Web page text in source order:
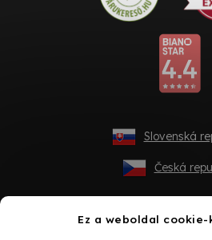
Ez a weboldal
Slovenská
Česká